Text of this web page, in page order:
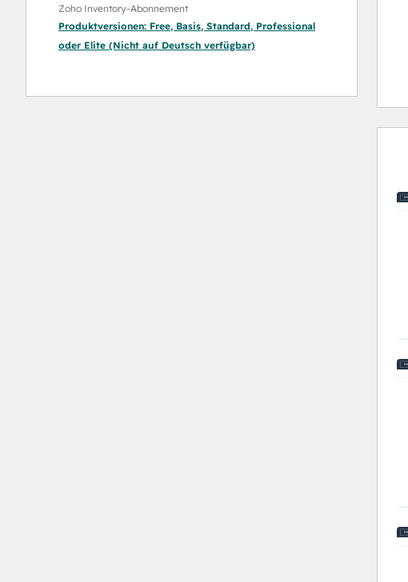
Zoho Inventory-Abonnement
Produktversionen: Free, Basis, Standard, Professional
oder Elite (Nicht auf Deutsch verfügbar)